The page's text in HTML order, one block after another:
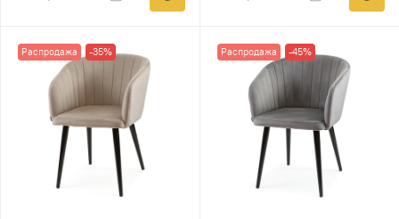
Распродажа -35% Распродажа -45%